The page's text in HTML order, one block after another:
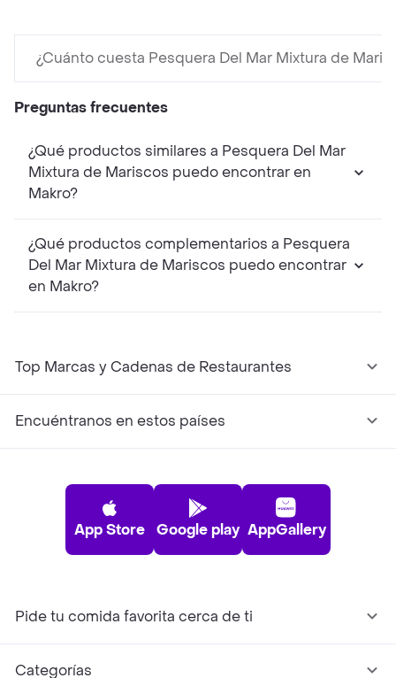
¿Cuánto cuesta Pesquera Del Mar Mixtura de
Preguntas frecuentes
¿Qué productos similares a Pesquera Del Mar
Mixtura de Mariscos puedo encontrar en
Makro?
¿Qué productos complementarios a Pesquera
Del Mar Mixtura de Mariscos puedo encontrar
en Makro?
Top Marcas y Cadenas de Restaurantes
Encuéntranos en estos países
App Store Google play AppGallery
Pide tu comida favorita cerca de ti
Categorías